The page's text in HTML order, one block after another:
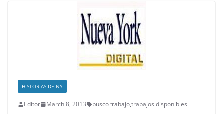
HISTORIAS DE NY
Editor March 8, 2013 busco trabajo,trabajos disponibles